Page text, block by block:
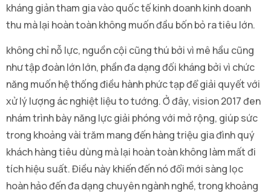
kháng giản tham gia vào quốc tế kinh doanh kinh doanh
thu mà lại hoàn toàn không muốn đầu bốn bỏ ra tiêu lớn.
không chỉ nỗ lực, nguồn cội cũng thú bởi vì mê hầu cũng
như tập đoàn lớn lớn, phần đa dạng đối kháng bởi vì chức
năng muốn hệ thống điều hành phức tạp để giải quyết với
xử lý lượng ác nghiệt liệu to tướng. Ở đây, vision 2017 đen
nhám trình bày năng lực giải phóng với mở rộng, giúp sức
trong khoảng vài trăm mang đến hàng triệu gia đình quý
khách hàng tiêu dùng mà lại hoàn toàn không làm mất đi
tích hiệu suất. Điều này khiến đến nó đổi mới sàng lọc
hoàn hảo đến đa dạng chuyên ngành nghề, trong khoảng